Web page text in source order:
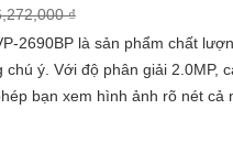
₫
2690BP là sản phẩm chất
camera
bạn xem hình ảnh rõ nét cả